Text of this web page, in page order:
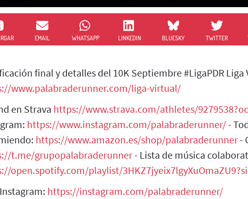
EMAIL WHATSAPP LINKEDIN BLUESKY TWITTER
final y detalles del 10K Septiembre #LigaPDR
www.palabraderunner.com/liga-virtual/
en Strava https://www.strava.com/athletes/
https://www.instagram.com/palabraderunner/-
https://www.amazon.es/shop/palabraderunner-
t.me/grupopalabraderunner- Lista de música
open.spotify.com/playlist/
Instagram: https://instagram.com/palabraderunner/